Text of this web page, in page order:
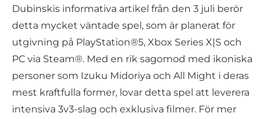
Dubinskis informativa artikel från den 3 juli berör
detta mycket väntade spel, som är planerat för
utgivning på PlayStation®5, Xbox Series X|S och
PC via Steam®. Med en rik sagomod med ikoniska
personer som Izuku Midoriya och All Might i deras
mest kraftfulla former, lovar detta spel att leverera
intensiva 3v3-slag och exklusiva filmer. För mer